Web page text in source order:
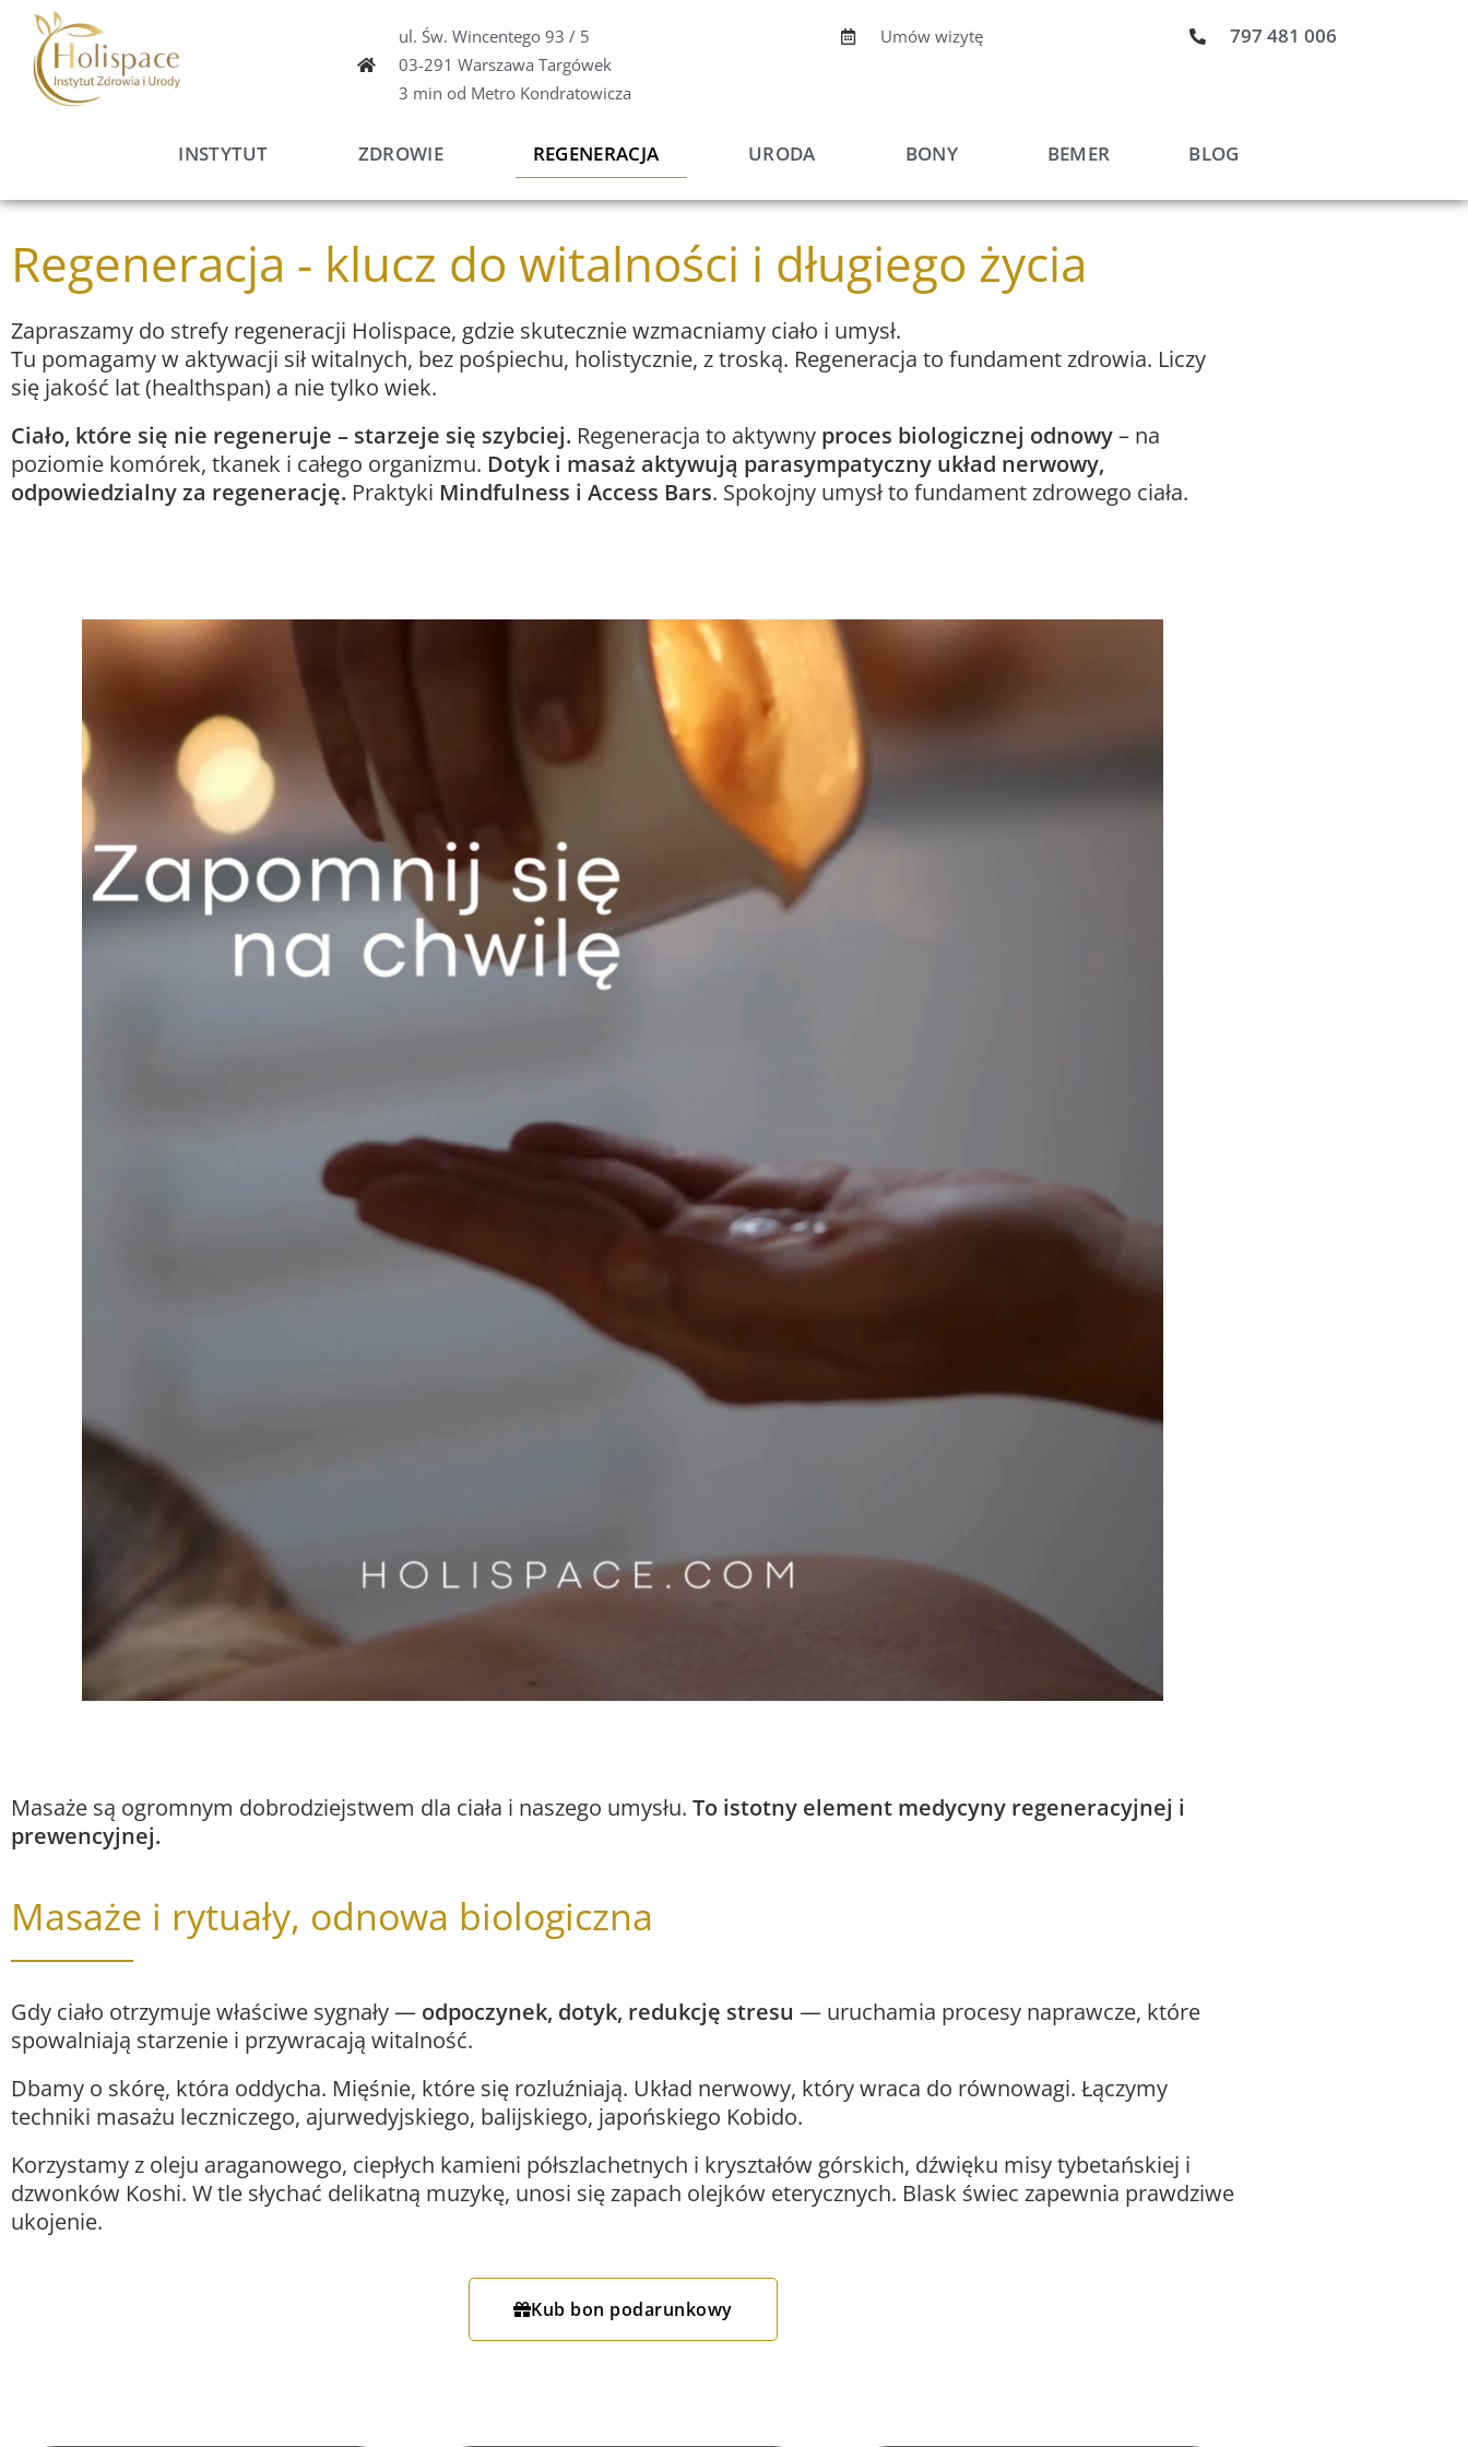
Przejdź
treści
ul. Św. Wincentego 93 / 5
03-291 Warszawa Targówek
3 min od Metro Kondratowicza
Umów wizytę 797 481 006
INSTYTUT ZDROWIE REGENERACJA URODA BONY BEMER BLOG
Regeneracja - klucz do witalności i długiego życia
Zapraszamy do strefy regeneracji Holispace, gdzie skutecznie wzmacniamy ciało i umysł.
Tu pomagamy w aktywacji sił witalnych, bez pośpiechu, holistycznie, z troską. Regeneracja to fundament zdrowia. Liczy
się jakość lat (healthspan) a nie tylko wiek.
Ciało, które się nie regeneruje – starzeje się szybciej. Regeneracja to aktywny proces biologicznej odnowy– na
poziomie komórek, tkanek i całego organizmu. Dotyk i masaż aktywują parasympatyczny układ nerwowy,
odpowiedzialny za regenerację. Praktyki Mindfulness i Access Bars. Spokojny umysł to fundament zdrowego ciała.
Masaże są ogromnym dobrodziejstwem dla ciała i naszego umysłu. To istotny element medycyny regeneracyjnej i
prewencyjnej.
Masaże i rytuały, odnowa biologiczna
Gdy ciało otrzymuje właściwe sygnały — odpoczynek, dotyk, redukcję stresu — uruchamia procesy naprawcze, które
spowalniają starzenie i przywracają witalność.
Dbamy o skórę, która oddycha. Mięśnie, które się rozluźniają. Układ nerwowy, który wraca do równowagi. Łączymy
techniki masażu leczniczego, ajurwedyjskiego, balijskiego, japońskiego Kobido.
Korzystamy z oleju araganowego, ciepłych kamieni półszlachetnych i kryształów górskich, dźwięku misy tybetańskiej i
dzwonków Koshi. W tle słychać delikatną muzykę, unosi się zapach olejków eterycznych. Blask świec zapewnia prawdziwe
ukojenie.
Kub bon podarunkowy